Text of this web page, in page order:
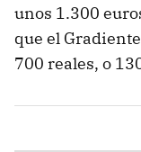
unos 1.300
que el
700 reales, o